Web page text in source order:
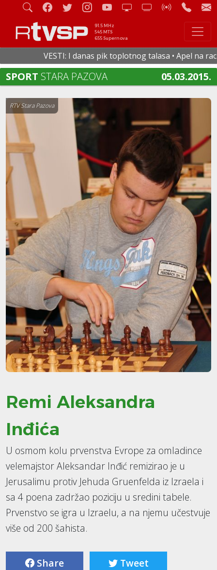
91.5 MHz
545 MTS
655 Supernova
VESTI: I danas pik toplotnog talasa • Apel na
SPORT STARA PAZOVA 05.03.2015.
RTV Stara Pazova
Remi Aleksandra
Inđića
U osmom kolu prvenstva Evrope za omladince
velemajstor Aleksandar Inđić remizirao je u
Jerusalimu protiv Jehuda Gruenfelda iz Izraela i
sa 4 poena zadržao poziciju u sredini tabele.
Prvenstvo se igra u Izraelu, a na njemu učestvuje
više od 200 šahista.
Share Tweet